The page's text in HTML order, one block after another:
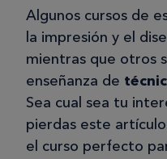
Algunos cursos de
la impresión y el
mientras que otros
enseñanza de
Sea cual sea tu
pierdas este
el curso perfecto